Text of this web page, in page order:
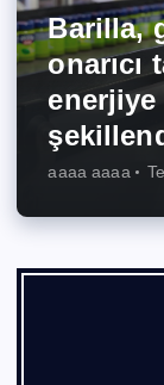
Barilla,
onarıcı
enerjiye
aaaa aaaa